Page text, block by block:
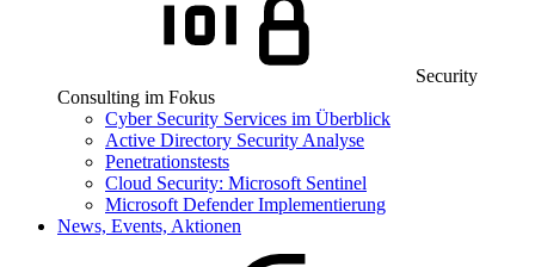
Security
Consulting im Fokus
Cyber Security Services im Überblick
Active Directory Security Analyse
Penetrationstests
Cloud Security: Microsoft Sentinel
Microsoft Defender Implementierung
News, Events, Aktionen